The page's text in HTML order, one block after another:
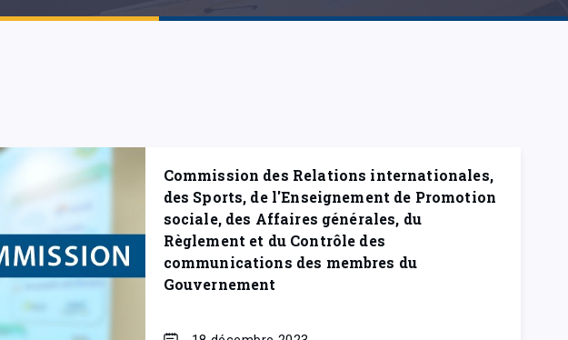
Commission des Relations internationales,
des Sports, de l'Enseignement de Promotion
sociale, des Affaires générales, du
Règlement et du Contrôle des
communications des membres du
Gouvernement